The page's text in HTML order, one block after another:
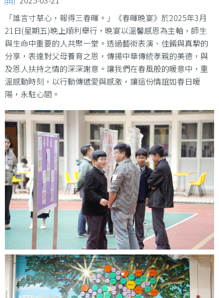
「誰言寸草心，報得三春暉。」《春暉晚宴》於2025年3月
21日(星期五)晚上順利舉行，晚宴以溫馨感恩為主軸，師生
與生命中重要的人共聚一堂。透過藝術表演、佳餚與真摯的
分享，表達對父母養育之恩，傳揚中華傳統孝親的美德，與
及恩人扶持之情的深深謝意。讓我們在春風般的暖意中，重
溫感動時刻，以行動傳遞愛與感激，讓這份情誼如春日暖
陽，永駐心間。